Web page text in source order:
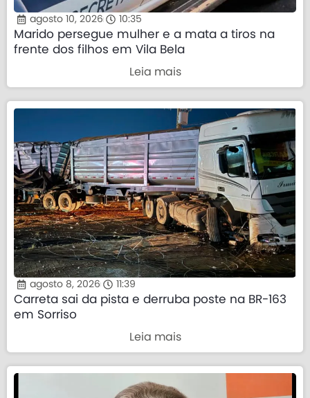
agosto 10, 2026 10:35
Marido persegue mulher e a mata a tiros na
frente dos filhos em Vila Bela
Leia mais
agosto 8, 2026 11:39
Carreta sai da pista e derruba poste na BR-163
em Sorriso
Leia mais